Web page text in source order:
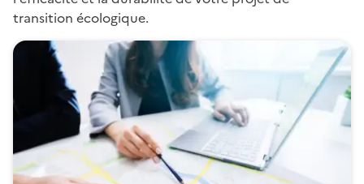
transition écologique.